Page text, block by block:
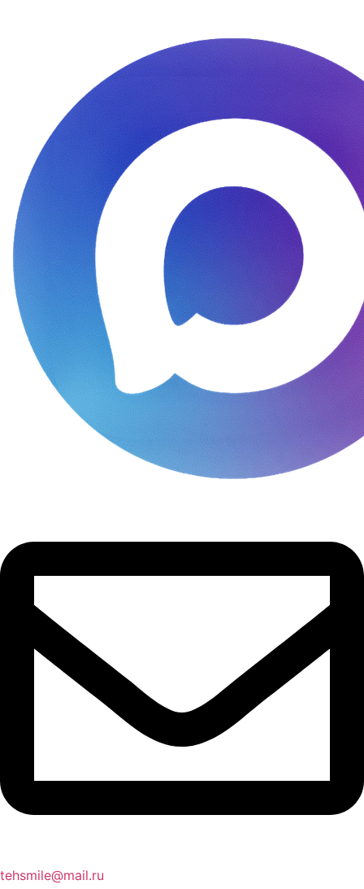
tehsmile@mail.ru